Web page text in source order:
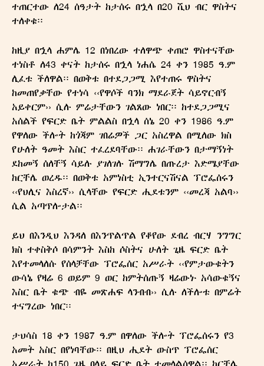
ተጠርተው ለ24 ሰዓታት ከታሰሩ በኋላ በ20 ሺህ ብር ዋስትና
ተለቀቁ፡፡
ከዚያ በኋላ ሐምሌ 12 በነበረው ተለዋጭ ቀጠሮ ዋስተናቸው
ተነስቶ ለ43 ቀናት ከታሰሩ በኋላ ነሐሴ 24 ቀን 1985 ዓ.ም
ሊፈቱ ችለዋል፡፡ በወቅቱ በተደጋጋሚ እየተጠሩ ዋስትና
ከመጠየቃቸው የተነሳ ‹‹የዋሶች ባንክ ማደራጀት ሳይኖርብኝ
አይቀርም›› ሲሉ ምሬታቸውን ገልጸው ነበር፡፡ ከተደጋጋሚና
አሰልች የፍርድ ቤት ምልልስ በኋላ ሰኔ 20 ቀን 1986 ዓ.ም
የዋለው ችሎት ከጎጃም ገበሬዎች ጋር አስረዋል በሚለው ክስ
የሁለት ዓመት እስር ተፈረደባቸው፡፡ ሐገራቸውን በታማኝነት
ደከመኝ ሰለቸኝ ሳይሉ ያገለገሉ ሽማግሌ በጡረታ እድሜያቸው
ከርቸሌ ወረዱ፡፡ በወቅቱ አምነስቲ ኢንተርናሽናል ፕሮፌሰሩን
‹‹የህሊና እስረኛ›› ሲላቸው የፍርድ ሒደቱንም ‹‹መረጃ አልባ››
ሲል አጣጥሎታል፡፡
ይህ በእንዲህ እንዳለ በእንጥልጥል የቆየው ደብረ ብርሃ ንግግር
ክስ ተቀስቅሶ በሳምንት እስከ ሶስትና ሁለት ጊዜ ፍርድ ቤት
እየተመላለሱ የሰላቻቸው ፕሮፌሰር አሥራት ‹‹የምታውቁትን
ውሳኔ የዛሬ 6 ወይም 9 ወር ከምትሰጡኝ ዛሬውኑ አሳውቁኝና
እስር ቤት ቁጭ ብዬ መጽሐፍ ላንብብ›› ሲሉ ለችሎቱ በምሬት
ተናግረው ነበር፡፡
ታህሳስ 18 ቀን 1987 ዓ.ም በዋለው ችሎት ፕሮፌሰሩን የ3
አመት አስር በየነባቸው፡፡ በዚህ ሒደት ውስጥ ፕሮፌሰር
አሥራት ከ150 ጊዜ በላይ ፍርድ ቤት ተመላልሰዋል፡፡ ከርቸሌ